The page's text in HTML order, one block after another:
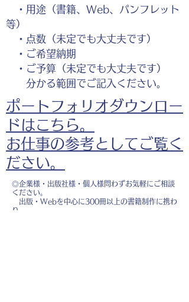
・用途（書籍、Web、パンフレット
等）
・点数（未定でも大丈夫です）
・ご希望納期
・ご予算（未定でも大丈夫です）
分かる範囲でご記入ください。
ポートフォリオダウンロー
ドはこちら。
お仕事の参考としてご覧く
ださい。
◎企業様・出版社様・個人様問わずお気軽にご相談
ください。
出版・Webを中心に300冊以上の書籍制作に携わ
り、